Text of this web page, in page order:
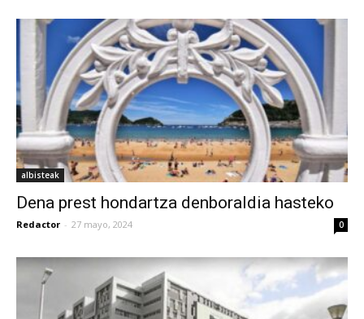
albisteak
Dena prest hondartza denboraldia hasteko
Redactor - 27 mayo, 2024 0